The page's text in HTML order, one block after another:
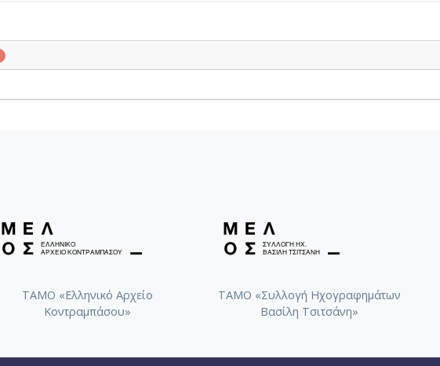
ΤΑΜΟ «Ελληνικό Αρχείο
Κοντραμπάσου»
ΤΑΜΟ «Συλλογή Ηχογραφημάτων
Βασίλη Τσιτσάνη»